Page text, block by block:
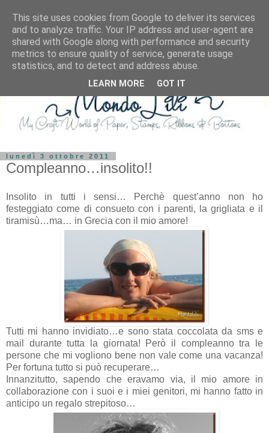
lunedì 3 ottobre 2011
Compleanno…insolito!!
Insolito in tutti i sensi… Perchè quest’anno non ho
festeggiato come di consueto con i parenti, la grigliata e il
tiramisù…ma… in Grecia con il mio amore!
Tutti mi hanno invidiato…e sono stata coccolata da sms e
mail durante tutta la giornata! Però il compleanno tra le
persone che mi vogliono bene non vale come una vacanza!
Per fortuna tutto si può recuperare…
Innanzitutto, sapendo che eravamo via, il mio amore in
collaborazione con i suoi e i miei genitori, mi hanno fatto in
anticipo un regalo strepitoso…
This site uses cookies from Google to deliver its services
and to analyze traffic. Your IP address and user-agent are
shared with Google along with performance and security
metrics to ensure quality of service, generate usage
statistics, and to detect and address abuse.
LEARN MORE GOT IT